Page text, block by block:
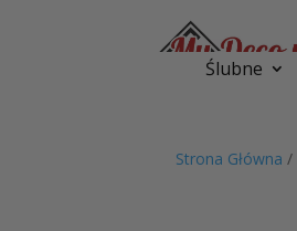
Ślubne
Strona Główna /